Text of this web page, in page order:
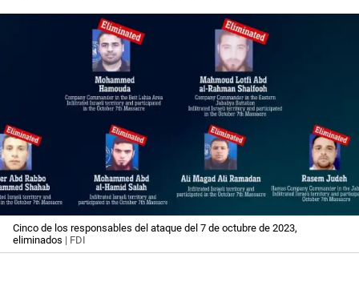
Cinco de los responsables del ataque del 7 de octubre de 2023,
eliminados | FDI